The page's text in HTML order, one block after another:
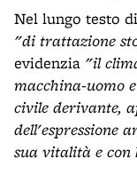
Nel lungo testo
"di trattazione
evidenzia "il
macchina-uomo
civile derivante,
dell'espressione
sua vitalità e